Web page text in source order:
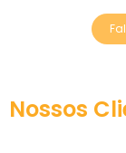
Nossos